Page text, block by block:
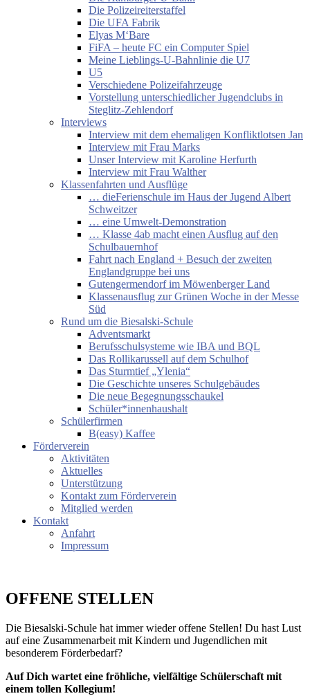
Die Polizeireiterstaffel
Die UFA Fabrik
Elyas M‘Bare
FiFA – heute FC ein Computer Spiel
Meine Lieblings-U-Bahnlinie die U7
U5
Verschiedene Polizeifahrzeuge
Vorstellung unterschiedlicher Jugendclubs in
Steglitz-Zehlendorf
Interviews
Interview mit dem ehemaligen Konfliktlotsen Jan
Interview mit Frau Marks
Unser Interview mit Karoline Herfurth
Interview mit Frau Walther
Klassenfahrten und Ausflüge
… dieFerienschule im Haus der Jugend Albert
Schweitzer
… eine Umwelt-Demonstration
… Klasse 4ab macht einen Ausflug auf den
Schulbauernhof
Fahrt nach England + Besuch der zweiten
Englandgruppe bei uns
Gutengermendorf im Möwenberger Land
Klassenausflug zur Grünen Woche in der Messe
Süd
Rund um die Biesalski-Schule
Adventsmarkt
Berufsschulsysteme wie IBA und BQL
Das Rollikarussell auf dem Schulhof
Das Sturmtief „Ylenia“
Die Geschichte unseres Schulgebäudes
Die neue Begegnungsschaukel
Schüler*innenhaushalt
Schülerfirmen
B(easy) Kaffee
Förderverein
Aktivitäten
Aktuelles
Unterstützung
Kontakt zum Förderverein
Mitglied werden
Kontakt
Anfahrt
Impressum
OFFENE STELLEN
Die Biesalski-Schule hat immer wieder offene Stellen! Du hast Lust
auf eine Zusammenarbeit mit Kindern und Jugendlichen mit
besonderem Förderbedarf?
Auf Dich wartet eine fröhliche, vielfältige Schülerschaft mit
einem tollen Kollegium!